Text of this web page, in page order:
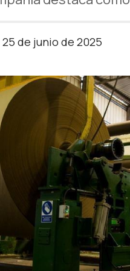
de junio de 2025